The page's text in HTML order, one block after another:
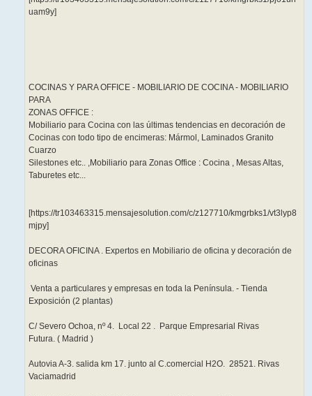
uam9y]
COCINAS Y PARA OFFICE - MOBILIARIO DE COCINA - MOBILIARIO
PARA
ZONAS OFFICE :
Mobiliario para Cocina con las últimas tendencias en decoración de
Cocinas con todo tipo de encimeras: Mármol, Laminados Granito
Cuarzo
Silestones etc.. ,Mobiliario para Zonas Office : Cocina , Mesas Altas,
Taburetes etc...
[https://tr103463315.mensajesolution.com/c/z127710/kmgrbks1/vt3lyp8
mjpy]
DECORA OFICINA . Expertos en Mobiliario de oficina y decoración de
oficinas
Venta a particulares y empresas en toda la Península. - Tienda
Exposición (2 plantas)
C/ Severo Ochoa, nº 4. Local 22 . Parque Empresarial Rivas
Futura. ( Madrid )
Autovia A-3. salida km 17. junto al C.comercial H2O. 28521. Rivas
Vaciamadrid